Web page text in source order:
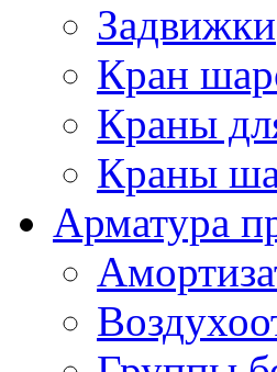
Задвижки
Кран
Краны
Краны
Арматура